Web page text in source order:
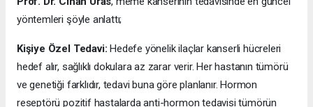
yöntemleri şöyle anlattı;
Kişiye Özel Tedavi: Hedefe yönelik ilaçlar kanserli hücreleri
hedef alır, sağlıklı dokulara az zarar verir. Her hastanın tümörü
ve genetiği farklıdır, tedavi buna göre planlanır. Hormon
reseptörü pozitif hastalarda anti-hormon tedavisi tümörün